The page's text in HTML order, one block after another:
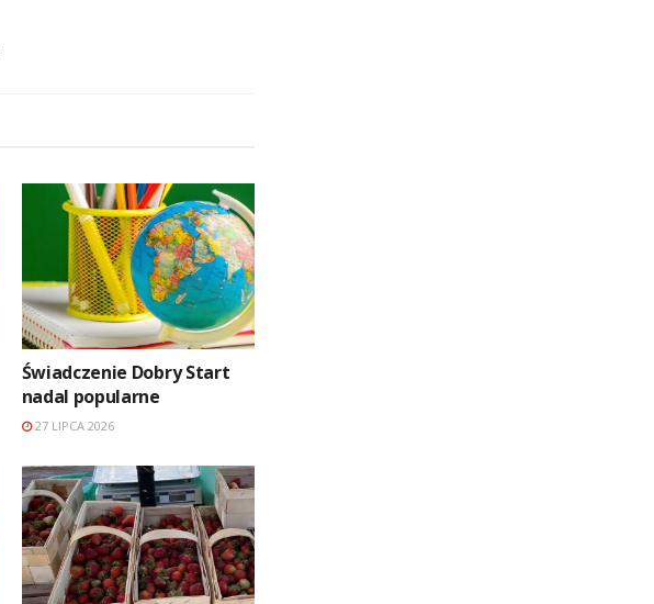
Świadczenie Dobry Start
nadal popularne
27 LIPCA 2026